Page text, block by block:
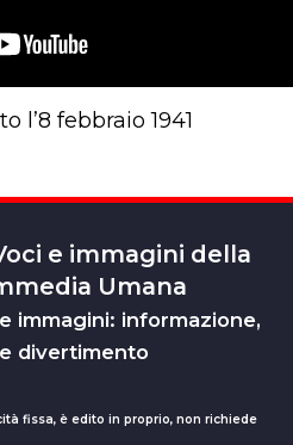
l’8 febbraio 1941
e immagini della
Umana
immagini: informazione,
divertimento
fissa, è edito in proprio, non richiede